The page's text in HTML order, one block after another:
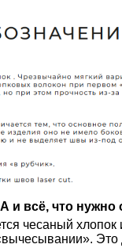
всё, что нужно
чесаный
Это